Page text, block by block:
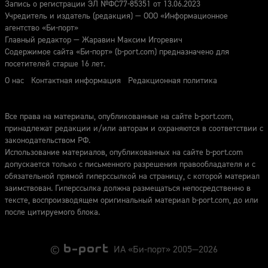
Запись о регистрации ЭЛ №ФС77-85351 от 13.06.2023
Учредитель и издатель (редакция) — ООО «Информационное
агентство «Би-порт»
Главный редактор — Жаравин Максим Игоревич
Содержимое сайта «Би-порт» (b-port.com) предназначено для
посетителей старше 16 лет.
О нас
Контактная информация Редакционная политика
Все права на материалы, опубликованные на сайте b-port.com,
принадлежат редакции и/или авторам и охраняются в соответствии с
законодательством РФ.
Использование материалов, опубликованных на сайте b-port.com
допускается только с письменного разрешения правообладателя и с
обязательной прямой гиперссылкой на страницу, с которой материал
заимствован. Гиперссылка должна размещаться непосредственно в
тексте, воспроизводящем оригинальный материал b-port.com, до или
после цитируемого блока.
© ИА «Би-порт» 2005—2026